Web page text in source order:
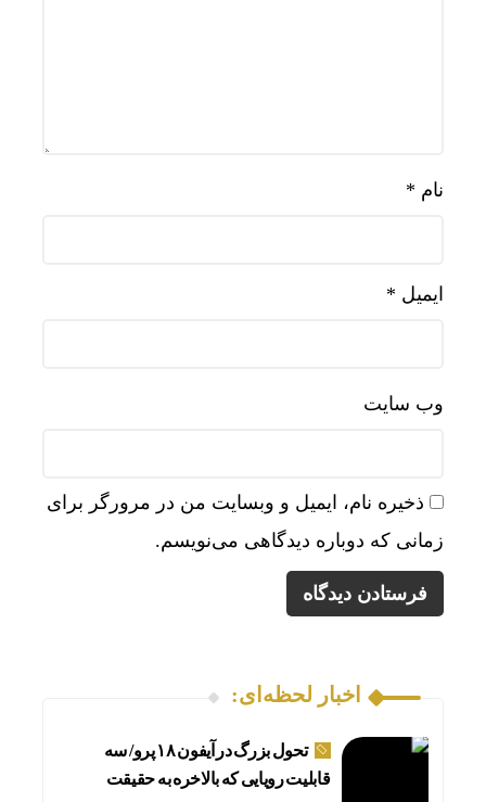
نام *
ایمیل *
وب‌ سایت
ذخیره نام، ایمیل و وبسایت من در مرورگر برای
زمانی که دوباره دیدگاهی می‌نویسم.
اخبار لحظه‌ای:
تحول بزرگ در آیفون ۱۸ پرو/ سه
قابلیت رویایی که بالاخره به حقیقت